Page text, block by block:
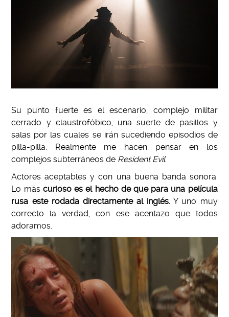
Su punto fuerte es el escenario, complejo militar
cerrado y claustrofóbico, una suerte de pasillos y
salas por las cuales se irán sucediendo episodios de
pilla-pilla. Realmente me hacen pensar en los
complejos subterráneos de Resident Evil.
Actores aceptables y con una buena banda sonora.
Lo más curioso es el hecho de que para una película
rusa este rodada directamente al inglés. Y uno muy
correcto la verdad, con ese acentazo que todos
adoramos.